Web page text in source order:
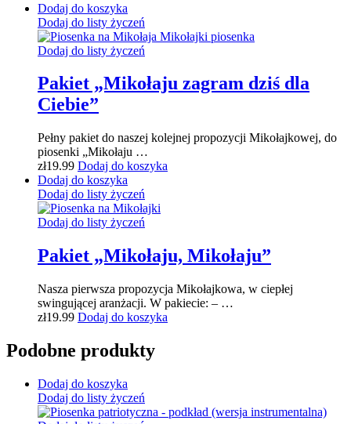
Dodaj do koszyka
Dodaj do listy życzeń
Dodaj do listy życzeń
Pakiet „Mikołaju zagram dziś dla
Ciebie”
Pełny pakiet do naszej kolejnej propozycji Mikołajkowej, do
piosenki „Mikołaju …
zł19.99 Dodaj do koszyka
Dodaj do koszyka
Dodaj do listy życzeń
Dodaj do listy życzeń
Pakiet „Mikołaju, Mikołaju”
Nasza pierwsza propozycja Mikołajkowa, w ciepłej
swingującej aranżacji. W pakiecie: – …
zł19.99 Dodaj do koszyka
Podobne produkty
Dodaj do koszyka
Dodaj do listy życzeń